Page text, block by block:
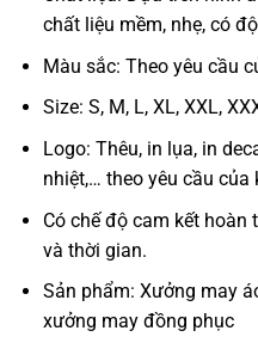
chất liệu mềm, nhẹ, có
Màu sắc: Theo yêu cầu
Size: S, M, L, XL, XXL,
Logo: Thêu, in lụa, in
nhiệt,… theo yêu cầu của
Có chế độ cam kết hoàn
và thời gian.
Sản phẩm: Xưởng may
xưởng may đồng phục